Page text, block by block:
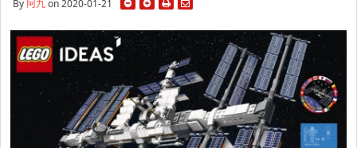
By 阿九on 2020-01-21